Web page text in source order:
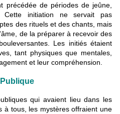
précédée de périodes de jeûne,
Cette initiation ne servait pas
des rituels et des chants, mais
de la préparer à recevoir des
Les initiés étaient
tant physiques que mentales,
et leur compréhension.
qui avaient lieu dans les
à tous, les mystères offraient une